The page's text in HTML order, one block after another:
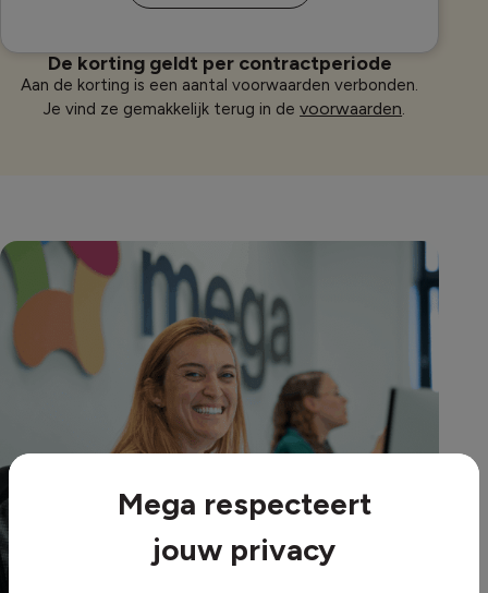
De korting geldt per contractperiode
Aan de korting is een aantal voorwaarden verbonden.
Je vind ze gemakkelijk terug in devoorwaarden.
Mega respecteert
jouw privacy